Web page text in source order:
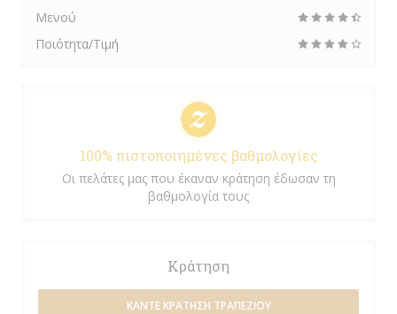
Μενού
Ποιότητα/Τιμή
100% πιστοποιημένες βαθμολογίες
Οι πελάτες μας που έκαναν κράτηση έδωσαν τη
βαθμολογία τους
Κράτηση
ΚΆΝΤΕ ΚΡΆΤΗΣΗ ΤΡΑΠΕΖΙΟΎ